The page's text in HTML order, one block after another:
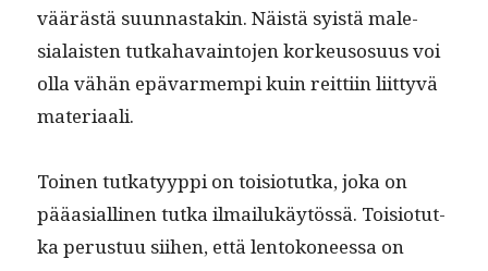
väärästä suun­nas­takin. Näistä syistä male­
sialais­ten tutka­havain­to­jen korkeu­so­su­us voi
olla vähän epä­varmem­pi kuin reit­ti­in liit­tyvä
materiaali.
Toinen tutkatyyp­pi on toisio­tut­ka, joka on
pääasialli­nen tut­ka ilmailukäytössä. Toisio­tut­
ka perus­tuu siihen, että lentokoneessa on